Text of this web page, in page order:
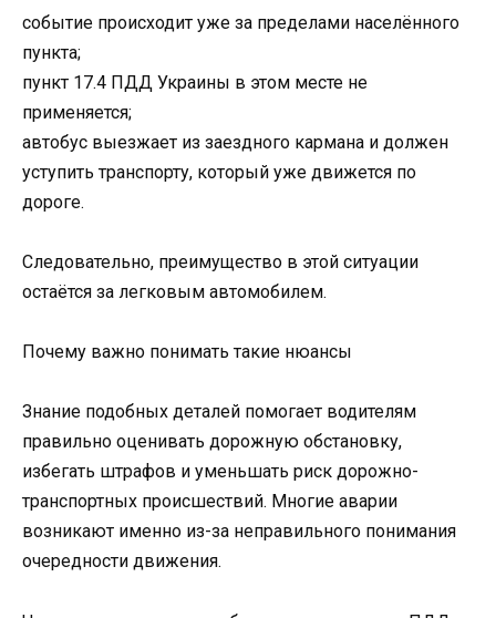
событие происходит уже за пределами населённого
пункта;
пункт 17.4 ПДД Украины в этом месте не
применяется;
автобус выезжает из заездного кармана и должен
уступить транспорту, который уже движется по
дороге.
Следовательно, преимущество в этой ситуации
остаётся за легковым автомобилем.
Почему важно понимать такие нюансы
Знание подобных деталей помогает водителям
правильно оценивать дорожную обстановку,
избегать штрафов и уменьшать риск дорожно-
транспортных происшествий. Многие аварии
возникают именно из-за неправильного понимания
очередности движения.